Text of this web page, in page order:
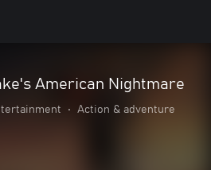
American Nightmare
• Action & adventure